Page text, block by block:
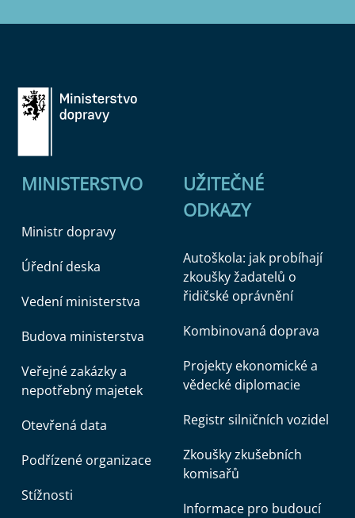
MINISTERSTVO
Ministr dopravy
Úřední deska
Vedení ministerstva
Budova ministerstva
Veřejné zakázky a
nepotřebný majetek
Otevřená data
Podřízené organizace
Stížnosti
UŽITEČNÉ
ODKAZY
Autoškola: jak probíhají
zkoušky žadatelů o
řidičské oprávnění
Kombinovaná doprava
Projekty ekonomické a
vědecké diplomacie
Registr silničních vozidel
Zkoušky zkušebních
komisařů
Informace pro budoucí